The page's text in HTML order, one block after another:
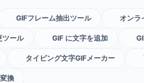
GIFフレーム抽出ツール オンラ
ツール GIF に文字を追加
タイピング文字GIFメーカー
換